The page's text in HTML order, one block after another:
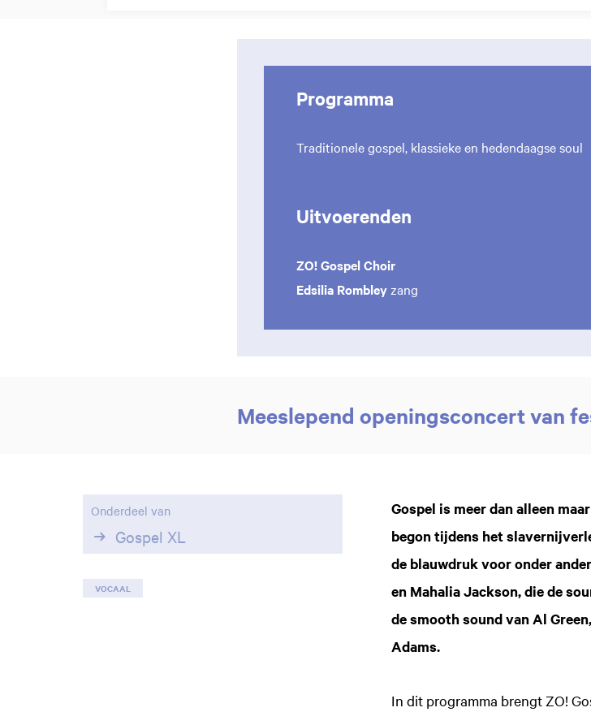
Programma
Traditionele gospel, klassieke en hedendaagse soul
Uitvoerenden
ZO! Gospel Choir
Edsilia Rombley zang
Meeslepend openingsconcert van
Gospel is meer dan alleen
begon tijdens het
de blauwdruk voor onder
en Mahalia Jackson, die de
de smooth sound van Al
Adams.
In dit programma brengt ZO!
Onderdeel van
Gospel XL
VOCAAL